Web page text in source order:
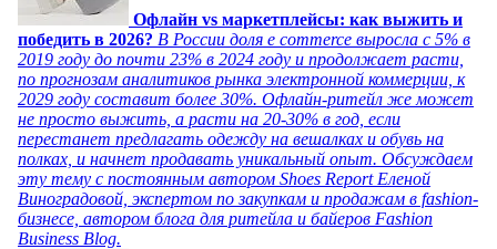
Офлайн vs маркетплейсы: как выжить и
победить в 2026? В России доля e commerce выросла с 5% в
2019 году до почти 23% в 2024 году и продолжает расти,
по прогнозам аналитиков рынка электронной коммерции, к
2029 году составит более 30%. Офлайн-ритейл же может
не просто выжить, а расти на 20-30% в год, если
перестанет предлагать одежду на вешалках и обувь на
полках, и начнет продавать уникальный опыт. Обсуждаем
эту тему с постоянным автором Shoes Report Еленой
Виноградовой, экспертом по закупкам и продажам в fashion-
бизнесе, автором блога для ритейла и байеров Fashion
Business Blog.